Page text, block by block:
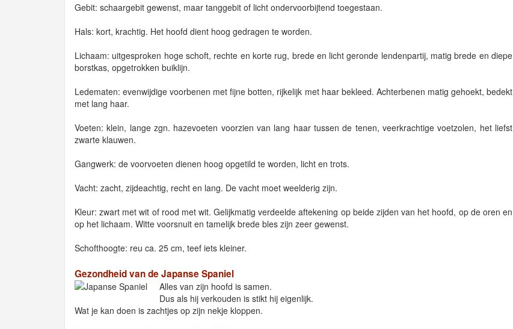
Gebit: schaargebit gewenst, maar tanggebit of licht ondervoorbijtend toegestaan.
Hals: kort, krachtig. Het hoofd dient hoog gedragen te worden.
Lichaam: uitgesproken hoge schoft, rechte en korte rug, brede en licht geronde lendenpartij, matig brede en diepe
borstkas, opgetrokken buiklijn.
Ledematen: evenwijdige voorbenen met fijne botten, rijkelijk met haar bekleed. Achterbenen matig gehoekt, bedekt
met lang haar.
Voeten: klein, lange zgn. hazevoeten voorzien van lang haar tussen de tenen, veerkrachtige voetzolen, het liefst
zwarte klauwen.
Gangwerk: de voorvoeten dienen hoog opgetild te worden, licht en trots.
Vacht: zacht, zijdeachtig, recht en lang. De vacht moet weelderig zijn.
Kleur: zwart met wit of rood met wit. Gelijkmatig verdeelde aftekening op beide zijden van het hoofd, op de oren en
op het lichaam. Witte voorsnuit en tamelijk brede bles zijn zeer gewenst.
Schofthoogte: reu ca. 25 cm, teef iets kleiner.
Gezondheid van de Japanse Spaniel
Alles van zijn hoofd is samen.
Dus als hij verkouden is stikt hij eigenlijk.
Wat je kan doen is zachtjes op zijn nekje kloppen.